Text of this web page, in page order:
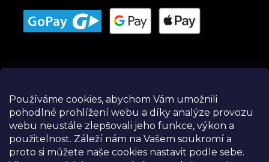
Používáme cookies, abychom Vám umožnili
pohodlné prohlížení webu a díky analýze provozu
webu neustále zlepšovali jeho funkce, výkon a
použitelnost. Záleží nám na Vašem soukromí a
proto si můžete naše cookies nastavit podle sebe.
Instagram